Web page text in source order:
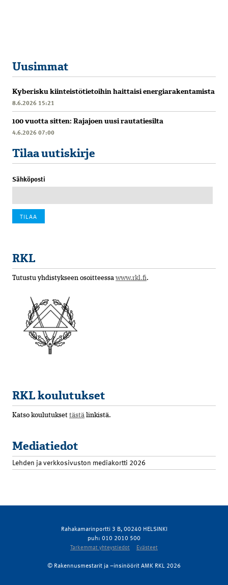
Uusimmat
Kyberisku kiinteistötietoihin haittaisi energiarakentamista
8.6.2026 15:21
100 vuotta sitten: Rajajoen uusi rautatiesilta
4.6.2026 07:00
Tilaa uutiskirje
Sähköposti
RKL
Tutustu yhdistykseen osoitteessa www.rkl.fi.
RKL koulutukset
Katso koulutukset tästä linkistä.
Mediatiedot
Lehden ja verkkosivuston mediakortti 2026
Rahakamarinportti 3 B, 00240 HELSINKI
puh: 010 2010 500
Tarkemmat yhteystiedot Evästeet
© Rakennusmestarit ja –insinöörit AMK RKL 2026